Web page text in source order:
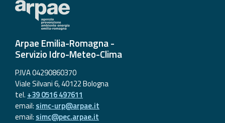
Arpae Emilia-Romagna -
Servizio Idro-Meteo-Clima
P.IVA 04290860370
Viale Silvani 6, 40122 Bologna
tel. +39 0516 497611
email: simc-urp@arpae.it
email: simc@pec.arpae.it